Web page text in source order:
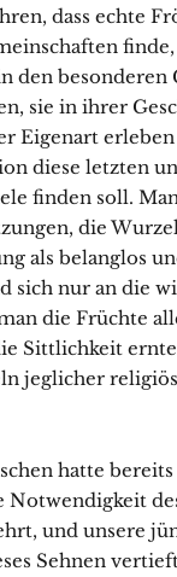
dass echte
finde,
den
sie in ihrer
Eigenart erleben
diese letzten
finden soll.
die
als belanglos
sich nur an die
die Früchte
Sittlichkeit
jeglicher
hatte bereits
Notwendigkeit
und unsere
Sehnen